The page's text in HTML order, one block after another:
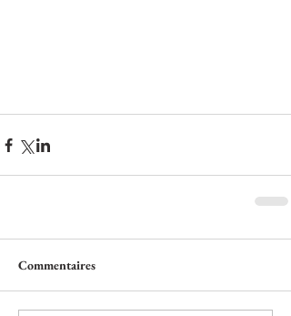
Commentaires